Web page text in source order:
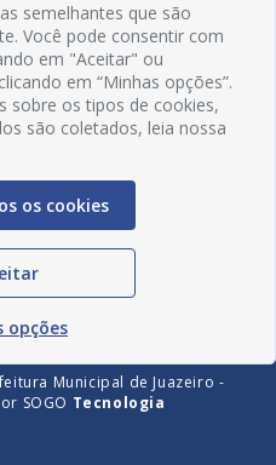
Municipal de Juazeiro -
SOGO Tecnologia
semelhantes que são
Você pode consentir com
em "Aceitar" ou
em “Minhas opções”.
sobre os tipos de cookies,
são coletados, leia nossa
os cookies
opções